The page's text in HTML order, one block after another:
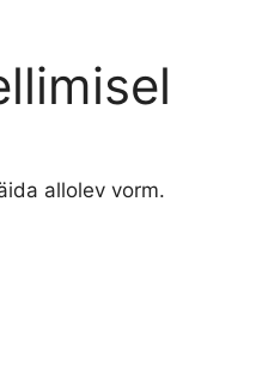
allolev vorm.